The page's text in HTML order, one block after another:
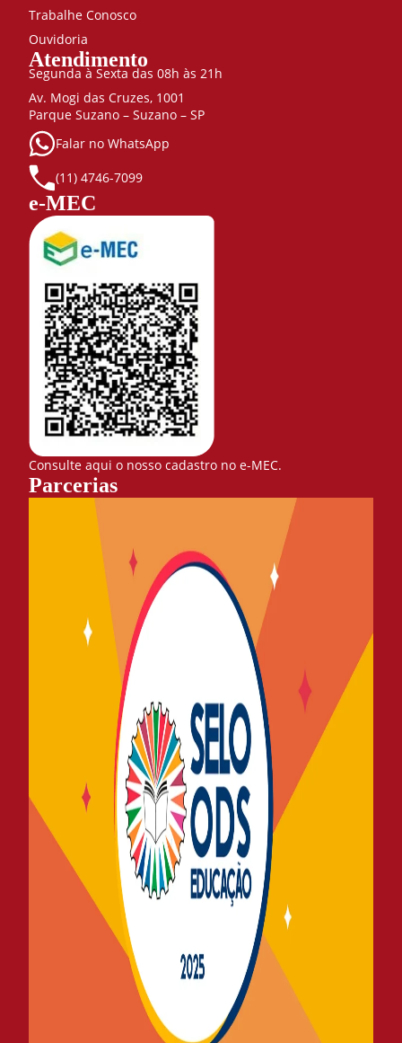
Trabalhe Conosco
Ouvidoria
Atendimento
Segunda à Sexta das 08h às 21h
Av. Mogi das Cruzes, 1001
Parque Suzano – Suzano – SP
Falar no WhatsApp
(11) 4746-7099
e-MEC
Consulte aqui o nosso cadastro no e-MEC.
Parcerias